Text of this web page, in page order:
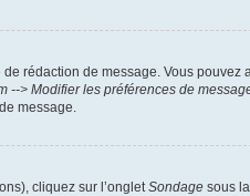
rédaction de message. Vous pouvez
--> Modifier les préférences de
message.
cliquez sur l’ongletSondage sous